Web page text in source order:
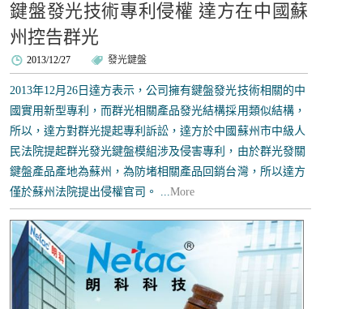
鍵盤發光技術專利侵權 達方在中國蘇
州控告群光
2013/12/27 發光鍵盤
2013年12月26日達方表示，公司擁有鍵盤發光技術相關的中
國實用新型專利，而群光相關產品發光結構採用類似結構，
所以，達方對群光提起專利訴訟，達方於中國蘇州市中級人
民法院提起群光發光鍵盤模組涉及侵害專利，由於群光發關
鍵盤產品產地為蘇州，為防堵相關產品回銷台灣，所以達方
僅於蘇州法院提出侵權官司。 ...More